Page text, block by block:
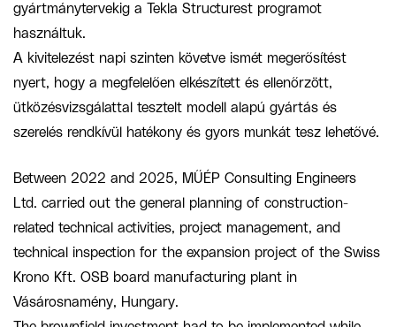
gyártmánytervekig a Tekla Structurest programot
használtuk.
A kivitelezést napi szinten követve ismét megerősítést
nyert, hogy a megfelelően elkészített és ellenőrzött,
ütközésvizsgálattal tesztelt modell alapú gyártás és
szerelés rendkívül hatékony és gyors munkát tesz lehetővé.
Between 2022 and 2025, MŰÉP Consulting Engineers
Ltd. carried out the general planning of construction-
related technical activities, project management, and
technical inspection for the expansion project of the Swiss
Krono Kft. OSB board manufacturing plant in
Vásárosnamény, Hungary.